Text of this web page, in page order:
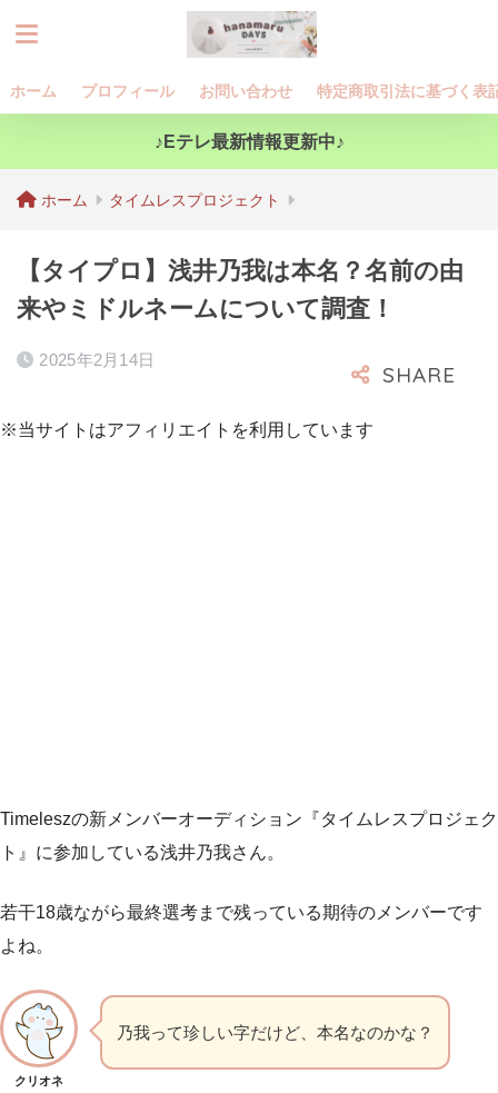
ホーム プロフィール お問い合わせ 特定商取引法に基づく表
♪Eテレ最新情報更新中♪
ホーム タイムレスプロジェクト
【タイプロ】浅井乃我は本名？名前の由
来やミドルネームについて調査！
2025年2月14日
※当サイトはアフィリエイトを利用しています
Timeleszの新メンバーオーディション『タイムレスプロジェク
ト』に参加している浅井乃我さん。
若干18歳ながら最終選考まで残っている期待のメンバーです
よね。
クリオネ
乃我って珍しい字だけど、本名なのかな？